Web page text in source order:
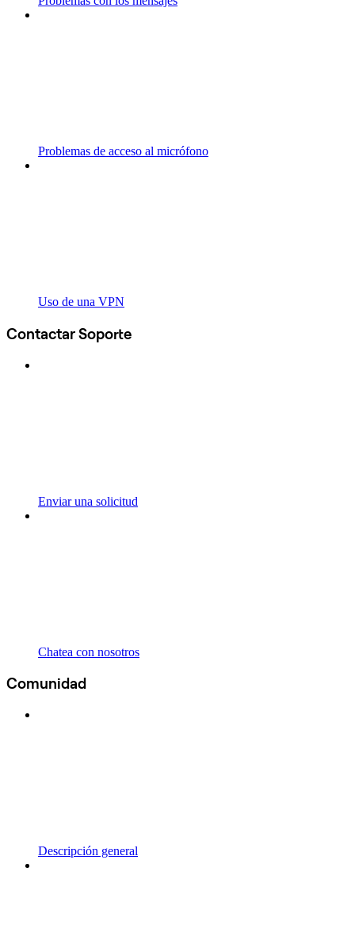
Problemas de acceso al micrófono
Uso de una VPN
Contactar Soporte
Enviar una solicitud
Chatea con nosotros
Comunidad
Descripción general